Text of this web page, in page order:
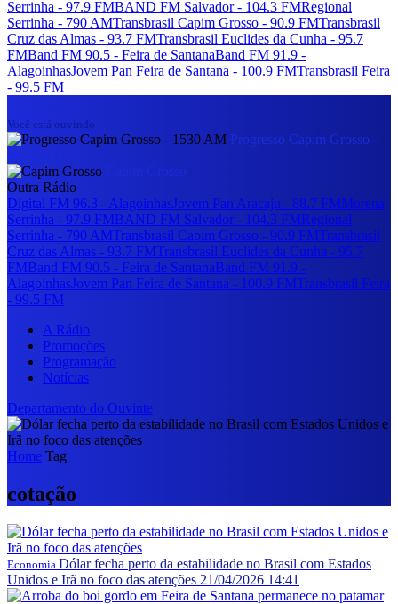
Serrinha - 97.9 FMBAND FM Salvador - 104.3 FMRegional
Serrinha - 790 AMTransbrasil Capim Grosso - 90.9 FMTransbrasil
Cruz das Almas - 93.7 FMTransbrasil Euclides da Cunha - 95.7
FMBand FM 90.5 - Feira de SantanaBand FM 91.9 -
AlagoinhasJovem Pan Feira de Santana - 100.9 FMTransbrasil Feira
- 99.5 FM
Você está ouvindo
Progresso Capim Grosso -
Capim Grosso
Outra Rádio
Digital FM 96.3 - AlagoinhasJovem Pan Aracaju - 88.7 FMMorena
Serrinha - 97.9 FMBAND FM Salvador - 104.3 FMRegional
Serrinha - 790 AMTransbrasil Capim Grosso - 90.9 FMTransbrasil
Cruz das Almas - 93.7 FMTransbrasil Euclides da Cunha - 95.7
FMBand FM 90.5 - Feira de SantanaBand FM 91.9 -
AlagoinhasJovem Pan Feira de Santana - 100.9 FMTransbrasil Feira
- 99.5 FM
A Rádio
Promoções
Programação
Notícias
Departamento do Ouvinte
Home Tag
cotação
Economia Dólar fecha perto da estabilidade no Brasil com Estados
Unidos e Irã no foco das atenções 21/04/2026 14:41